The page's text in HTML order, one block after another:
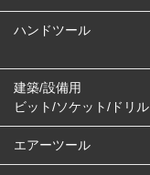
ハンドツール
建築/設備用
ビット/ソケット/ドリル
エアーツール